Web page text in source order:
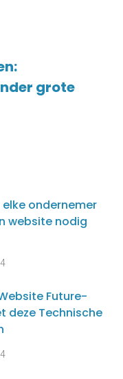
grote
ondernemer
website nodig
Future-
deze Technische